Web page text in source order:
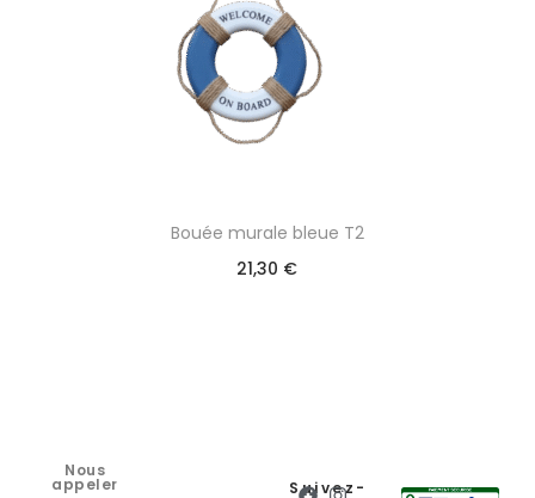
Bouée murale bleue T2
21,30 €
Nous
appeler
Suivez-